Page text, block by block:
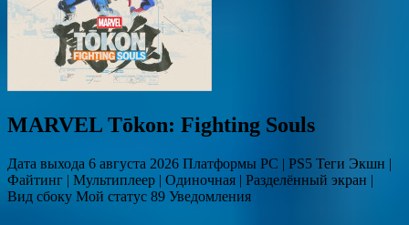
MARVEL Tōkon: Fighting Souls
Дата выхода 6 августа 2026 Платформы PC | PS5 Теги Экшн |
Файтинг | Мультиплеер | Одиночная | Разделённый экран |
Вид сбоку Мой статус 89 Уведомления